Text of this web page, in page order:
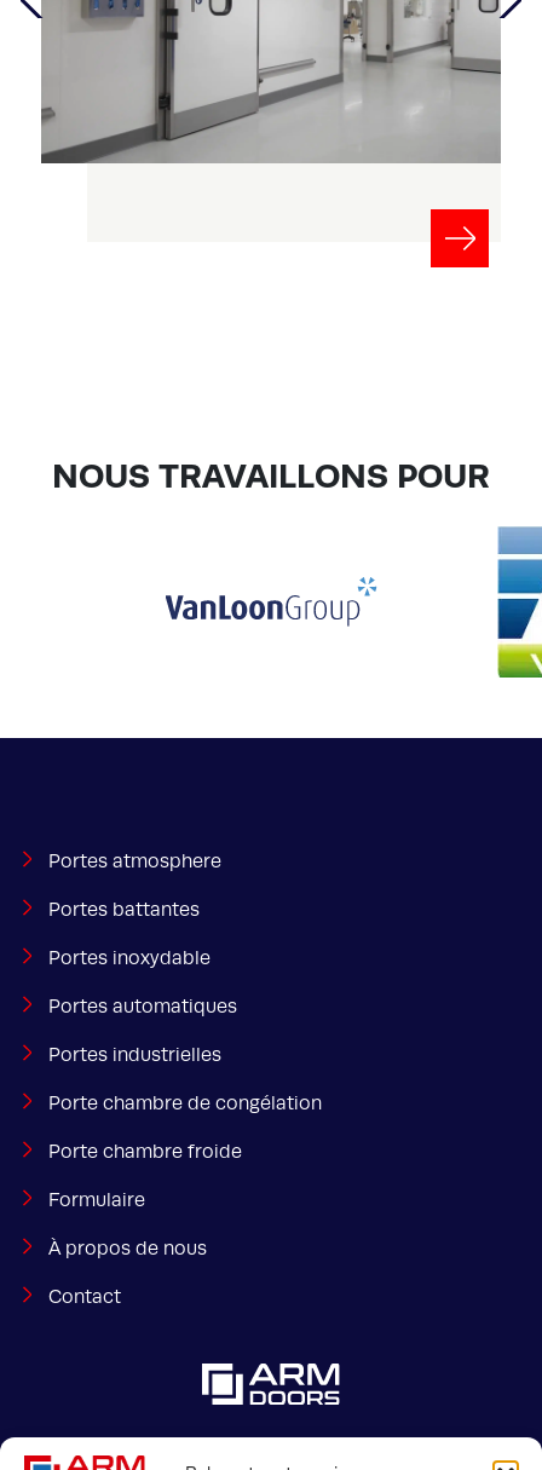
NOUS TRAVAILLONS POUR
Portes atmosphere
Portes battantes
Portes inoxydable
Portes automatiques
Portes industrielles
Porte chambre de congélation
Porte chambre froide
Formulaire
À propos de nous
Contact